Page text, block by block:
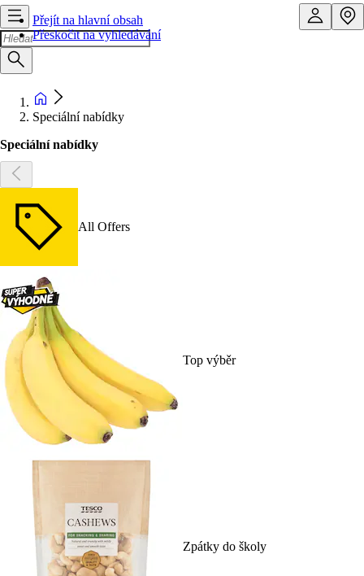
Přejít na hlavní obsah
Přeskočit na vyhledávání
Speciální nabídky
Speciální nabídky
All Offers
Top výběr
Zpátky do školy